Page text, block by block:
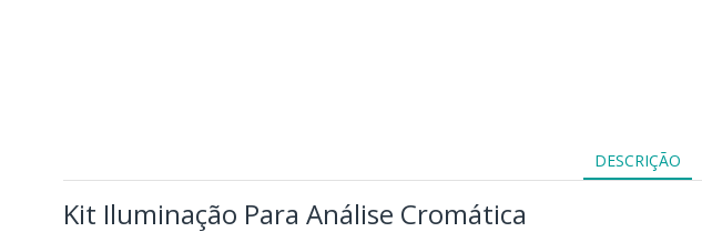
DESCRIÇÃO
Kit Iluminação Para Análise Cromática